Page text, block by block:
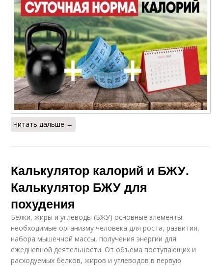
Читать дальше →
Калькулятор калорий и БЖУ.
Калькулятор БЖУ для
похудения
Белки, жиры и углеводы (БЖУ) основные элементы
необходимые организму человека для роста, развития,
набора мышечной массы, получения энергии для
ежедневной деятельности. От объема поступающих и
расходуемых белков, жиров и углеводов в первую